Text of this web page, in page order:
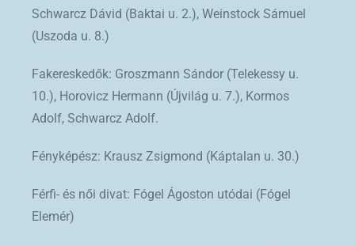
Schwarcz Dávid (Baktai u. 2.), Weinstock Sámuel
(Uszoda u. 8.)
Fakereskedők: Groszmann Sándor (Telekessy u.
10.), Horovicz Hermann (Újvilág u. 7.), Kormos
Adolf, Schwarcz Adolf.
Fényképész: Krausz Zsigmond (Káptalan u. 30.)
Férfi- és női divat: Fógel Ágoston utódai (Fógel
Elemér)